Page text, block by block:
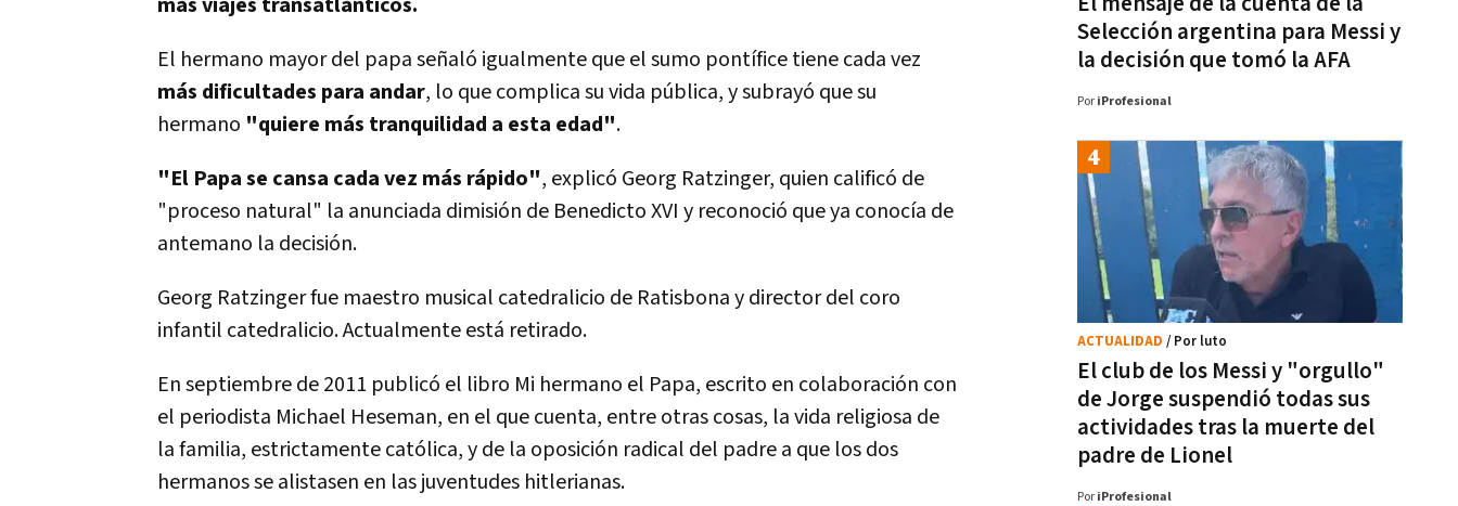
El hermano mayor del papa señaló igualmente que el sumo pontífice tiene cada vez
más dificultades para andar, lo que complica su vida pública, y subrayó que su
hermano "quiere más tranquilidad a esta edad".
"El Papa se cansa cada vez más rápido", explicó Georg Ratzinger, quien calificó de
"proceso natural" la anunciada dimisión de Benedicto XVI y reconoció que ya conocía de
antemano la decisión.
Georg Ratzinger fue maestro musical catedralicio de Ratisbona y director del coro
infantil catedralicio. Actualmente está retirado.
En septiembre de 2011 publicó el libro Mi hermano el Papa, escrito en colaboración con
el periodista Michael Heseman, en el que cuenta, entre otras cosas, la vida religiosa de
la familia, estrictamente católica, y de la oposición radical del padre a que los dos
hermanos se alistasen en las juventudes hitlerianas.
Selección argentina para Messi y
la decisión que tomó la AFA
Por iProfesional
El club de los Messi y "orgullo"
de Jorge suspendió todas sus
actividades tras la muerte del
padre de Lionel
ACTUALIDAD / Por luto
Por iProfesional